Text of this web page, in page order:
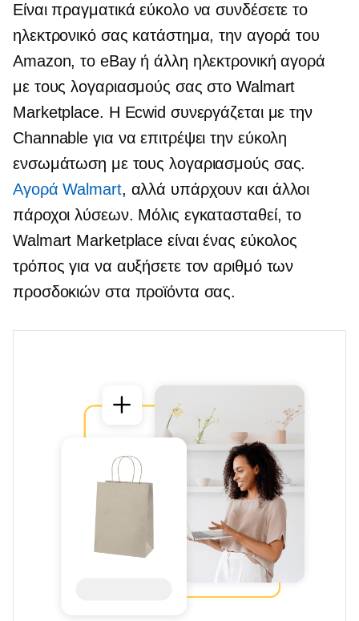
Είναι πραγματικά εύκολο να συνδέσετε το
ηλεκτρονικό σας κατάστημα, την αγορά του
Amazon, το eBay ή άλλη ηλεκτρονική αγορά
με τους λογαριασμούς σας στο Walmart
Marketplace. Η Ecwid συνεργάζεται με την
Channable για να επιτρέψει την εύκολη
ενσωμάτωση με τους λογαριασμούς σας.
Αγορά Walmart, αλλά υπάρχουν και άλλοι
πάροχοι λύσεων. Μόλις εγκατασταθεί, το
Walmart Marketplace είναι ένας εύκολος
τρόπος για να αυξήσετε τον αριθμό των
προσδοκιών στα προϊόντα σας.